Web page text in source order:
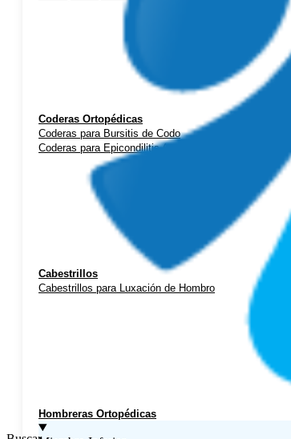
Coderas Ortopédicas
Coderas para Bursitis de Codo
Coderas para Epicondilitis (codo de tenista)
Cabestrillos
Cabestrillos para Luxación de Hombro
Hombreras Ortopédicas